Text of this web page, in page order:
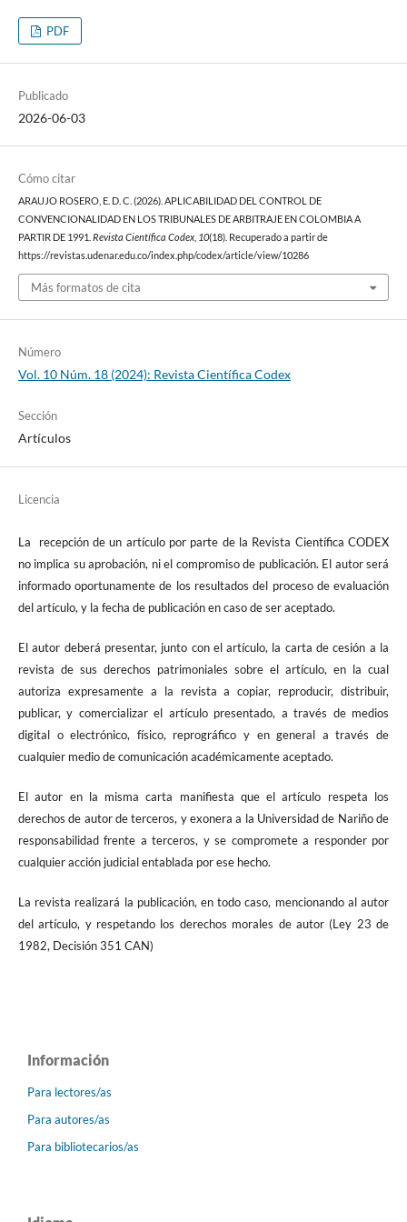
PDF
Publicado
2026-06-03
Cómo citar
ARAUJO ROSERO, E. D. C. (2026). APLICABILIDAD DEL CONTROL DE
CONVENCIONALIDAD EN LOS TRIBUNALES DE ARBITRAJE EN COLOMBIA A
PARTIR DE 1991. Revista Científica Codex, 10(18). Recuperado a partir de
https://revistas.udenar.edu.co/index.php/codex/article/view/10286
Más formatos de cita
Número
Vol. 10 Núm. 18 (2024): Revista Científica Codex
Sección
Artículos
Licencia
La recepción de un artículo por parte de la Revista Científica CODEX
no implica su aprobación, ni el compromiso de publicación. El autor será
informado oportunamente de los resultados del proceso de evaluación
del artículo, y la fecha de publicación en caso de ser aceptado.
El autor deberá presentar, junto con el artículo, la carta de cesión a la
revista de sus derechos patrimoniales sobre el artículo, en la cual
autoriza expresamente a la revista a copiar, reproducir, distribuir,
publicar, y comercializar el artículo presentado, a través de medios
digital o electrónico, físico, reprográfico y en general a través de
cualquier medio de comunicación académicamente aceptado.
El autor en la misma carta manifiesta que el artículo respeta los
derechos de autor de terceros, y exonera a la Universidad de Nariño de
responsabilidad frente a terceros, y se compromete a responder por
cualquier acción judicial entablada por ese hecho.
La revista realizará la publicación, en todo caso, mencionando al autor
del artículo, y respetando los derechos morales de autor (Ley 23 de
1982, Decisión 351 CAN)
Información
Para lectores/as
Para autores/as
Para bibliotecarios/as